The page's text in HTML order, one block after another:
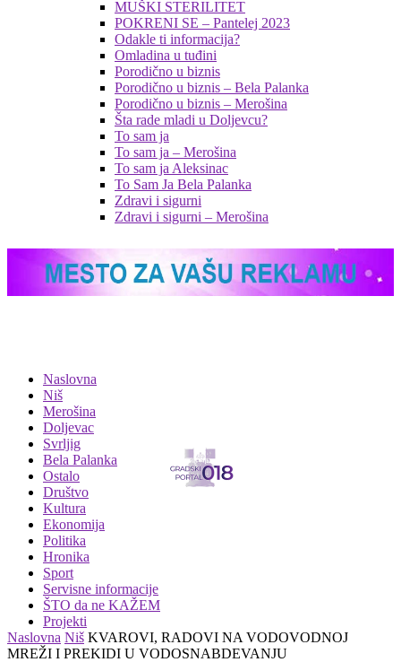
MUŠKI STERILITET
POKRENI SE – Pantelej 2023
Odakle ti informacija?
Omladina u tuđini
Porodično u biznis
Porodično u biznis – Bela Palanka
Porodično u biznis – Merošina
Šta rade mladi u Doljevcu?
To sam ja
To sam ja – Merošina
To sam ja Aleksinac
To Sam Ja Bela Palanka
Zdravi i sigurni
Zdravi i sigurni – Merošina
Naslovna
Niš
Merošina
Doljevac
Svrljig
Bela Palanka
Ostalo
Društvo
Kultura
Ekonomija
Politika
Hronika
Sport
Servisne informacije
ŠTO da ne KAŽEM
Projekti
Naslovna Niš KVAROVI, RADOVI NA VODOVODNOJ
MREŽI I PREKIDI U VODOSNABDEVANJU